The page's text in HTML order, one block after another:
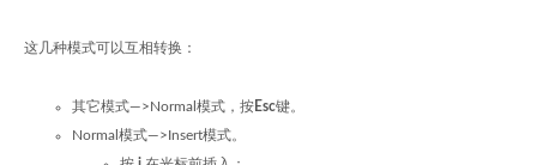
这几种模式可以互相转换：
其它模式—>Normal模式，按Esc键。
Normal模式—>Insert模式。